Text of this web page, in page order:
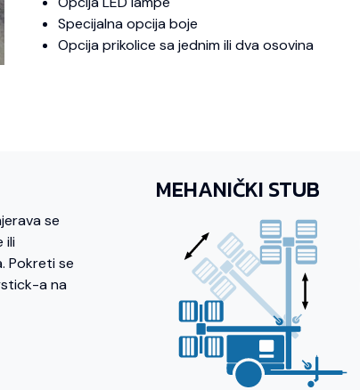
Specijalna opcija boje
Opcija prikolice sa jednim ili dva osovina
se
ili
Pokreti se
a na
MEHANIČKI STUB